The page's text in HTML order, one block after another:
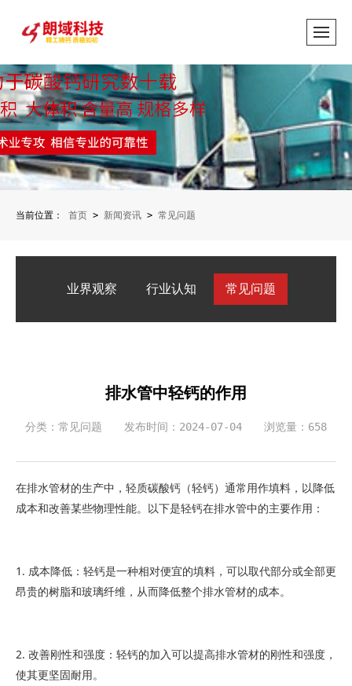
当前位置： 首页 > 新闻资讯 > 常见问题
业界观察 行业认知 常见问题
排水管中轻钙的作用
分类：常见问题 发布时间：2024-07-04 浏览量：658
在排水管材的生产中，轻质碳酸钙（轻钙）通常用作填料，以降低
成本和改善某些物理性能。以下是轻钙在排水管中的主要作用：
1. 成本降低：轻钙是一种相对便宜的填料，可以取代部分或全部更
昂贵的树脂和玻璃纤维，从而降低整个排水管材的成本。
2. 改善刚性和强度：轻钙的加入可以提高排水管材的刚性和强度，
使其更坚固耐用。